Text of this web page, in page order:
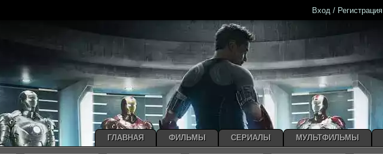
Вход / Регистрация
ГЛАВНАЯ ФИЛЬМЫ СЕРИАЛЫ МУЛЬТФИЛЬМЫ